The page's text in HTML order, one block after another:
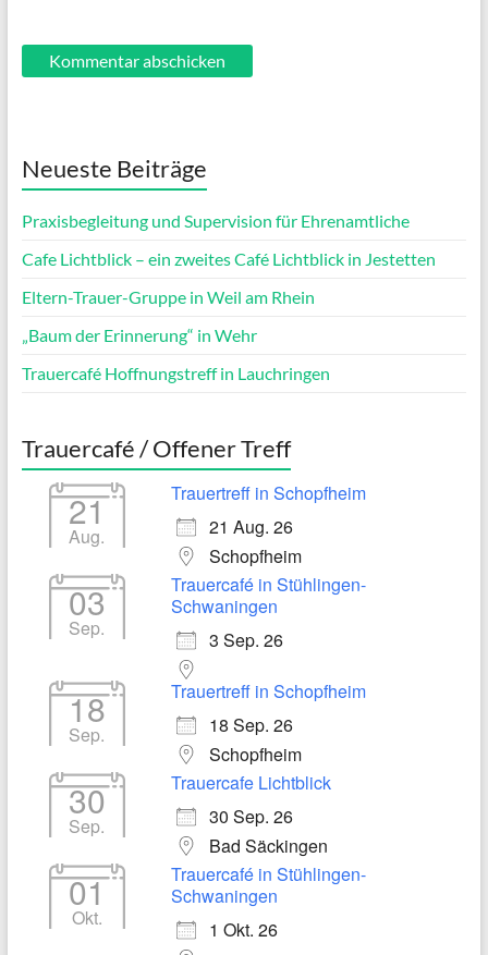
Neueste Beiträge
Praxisbegleitung und Supervision für Ehrenamtliche
Cafe Lichtblick – ein zweites Café Lichtblick in Jestetten
Eltern-Trauer-Gruppe in Weil am Rhein
„Baum der Erinnerung“ in Wehr
Trauercafé Hoffnungstreff in Lauchringen
Trauercafé / Offener Treff
21
Aug.
Trauertreff in Schopfheim
21 Aug. 26
Schopfheim
03
Sep.
Trauercafé in Stühlingen-
Schwaningen
3 Sep. 26
18
Sep.
Trauertreff in Schopfheim
18 Sep. 26
Schopfheim
30
Sep.
Trauercafe Lichtblick
30 Sep. 26
Bad Säckingen
01
Okt.
Trauercafé in Stühlingen-
Schwaningen
1 Okt. 26